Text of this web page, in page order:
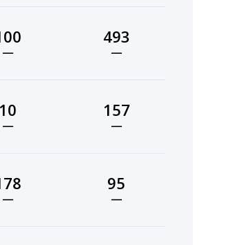
—
493
—
10
—
157
—
—
95
—